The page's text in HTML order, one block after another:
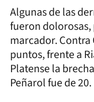
Algunas de las
fueron
marcador. Contra
puntos, frente a
Platense la
Peñarol fue de 20.